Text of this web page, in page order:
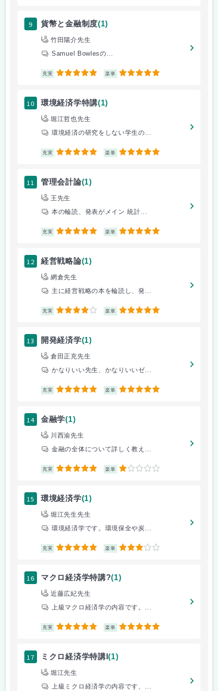
9 貨幣と金融制度(1)
竹田陽介先生
Samuel Bowlesの...
充実 5 楽単 5
10 環境経済学特講(1)
堀江哲也先生
環境経済の研究をしない学生の...
充実 5 楽単 5
11 管理会計論(1)
王先生
本の輪読、発表がメイン 統計...
充実 5 楽単 5
12 経営戦略論(1)
網倉先生
主に経営戦略の本を輪読し、発...
充実 4 楽単 5
13 開発経済学(1)
倉田正充先生
かなりいい先生、かなりいいゼ...
充実 5 楽単 5
14 金融学(1)
川西渝先生
金融の全体について詳しく教え...
充実 5 楽単 1
15 環境経済学(1)
堀江先生先生
環境経済学です。環境保全や炭...
充実 5 楽単 3
16 マクロ経済学特講?(1)
近藤広紀先生
上級マクロ経済学の内容です。...
充実 5 楽単 5
17 ミクロ経済学特講I(1)
堀江先生
上級ミクロ経済学の内容です、...